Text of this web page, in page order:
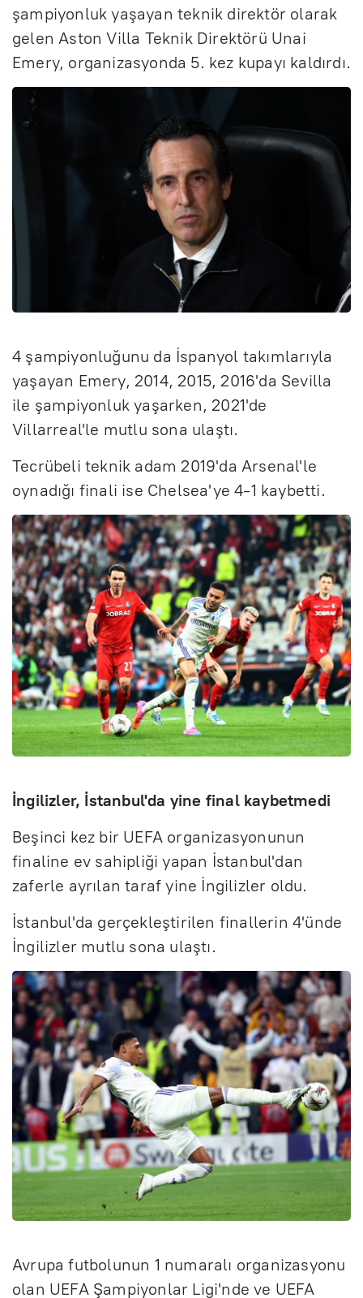
şampiyonluk yaşayan teknik direktör olarak
gelen Aston Villa Teknik Direktörü Unai
Emery, organizasyonda 5. kez kupayı kaldırdı.
4 şampiyonluğunu da İspanyol takımlarıyla
yaşayan Emery, 2014, 2015, 2016'da Sevilla
ile şampiyonluk yaşarken, 2021'de
Villarreal'le mutlu sona ulaştı.
Tecrübeli teknik adam 2019'da Arsenal'le
oynadığı finali ise Chelsea'ye 4-1 kaybetti.
İngilizler, İstanbul'da yine final kaybetmedi
Beşinci kez bir UEFA organizasyonunun
finaline ev sahipliği yapan İstanbul'dan
zaferle ayrılan taraf yine İngilizler oldu.
İstanbul'da gerçekleştirilen finallerin 4'ünde
İngilizler mutlu sona ulaştı.
Avrupa futbolunun 1 numaralı organizasyonu
olan UEFA Şampiyonlar Ligi'nde ve UEFA